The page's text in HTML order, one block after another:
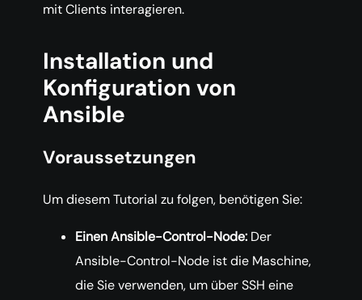
mit Clients interagieren.
Installation und
Konfiguration von
Ansible
Voraussetzungen
Um diesem Tutorial zu folgen, benötigen Sie:
Einen Ansible-Control-Node: Der
Ansible-Control-Node ist die Maschine,
die Sie verwenden, um über SSH eine